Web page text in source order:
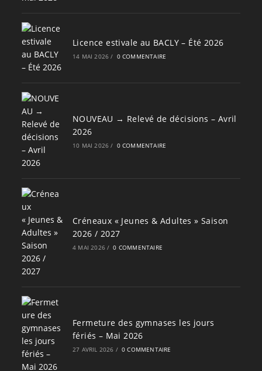
Licence estivale au BACLY – Été 2026
14 MAI 2026 / 0 COMMENTAIRE
NOUVEAU → Relevé de décisions – Avril
2026
10 MAI 2026 / 0 COMMENTAIRE
Créneaux « Jeunes & Adultes » Saison
2026 / 2027
4 MAI 2026 / 0 COMMENTAIRE
Fermeture des gymnases les jours
fériés – Mai 2026
27 AVRIL 2026 / 0 COMMENTAIRE